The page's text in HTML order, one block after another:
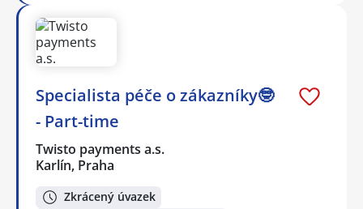
Specialista péče o zákazníky🤓
- Part-time
Twisto payments a.s.
Karlín, Praha
Zkrácený úvazek